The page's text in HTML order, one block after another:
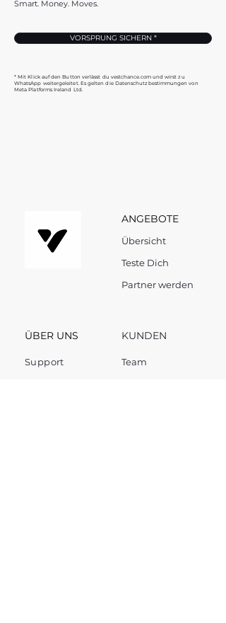
Smart. Money. Moves.
VORSPRUNG SICHERN *
* Mit Klick auf den Button verlässt du vestchance.com und wirst zu
WhatsApp weitergeleitet. Es gelten die Datenschutzbestimmungen von
Meta Platforms Ireland Ltd.
ANGEBOTE
Übersicht
Teste Dich
Partner werden
ÜBER UNS
Support
KUNDEN
Team